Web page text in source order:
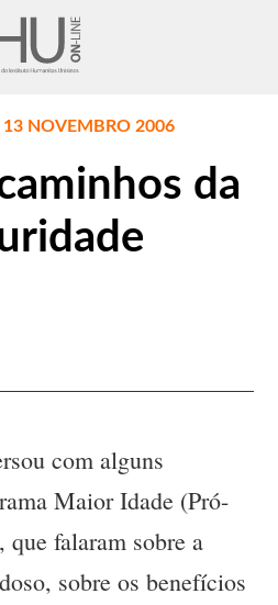
13 NOVEMBRO 2006
da
com alguns
Maior Idade (Pró-
falaram sobre a
sobre os benefícios